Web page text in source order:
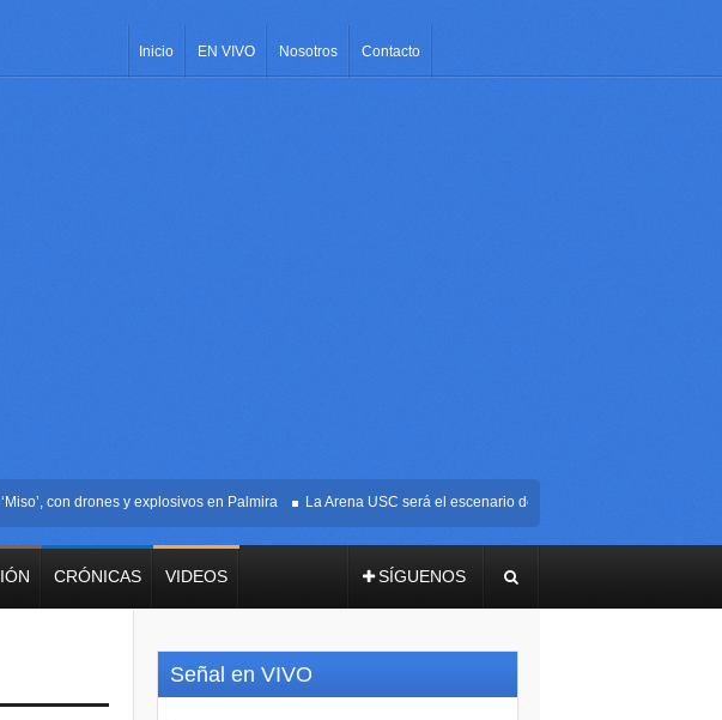
Inicio EN VIVO Nosotros Contacto
con drones y explosivos en Palmira La Arena USC será el escenario de la posesión presidencial de
CRÓNICAS VIDEOS SÍGUENOS
Señal en VIVO